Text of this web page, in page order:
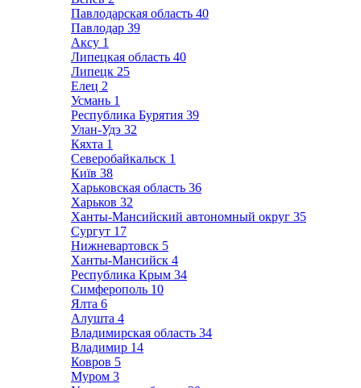
Павлодарская область 40
Павлодар 39
Аксу 1
Липецкая область 40
Липецк 25
Елец 2
Усмань 1
Республика Бурятия 39
Улан-Удэ 32
Кяхта 1
Северобайкальск 1
Київ 38
Харьковская область 36
Харьков 32
Ханты-Мансийский автономный округ 35
Сургут 17
Нижневартовск 5
Ханты-Мансийск 4
Республика Крым 34
Симферополь 10
Ялта 6
Алушта 4
Владимирская область 34
Владимир 14
Ковров 5
Муром 3